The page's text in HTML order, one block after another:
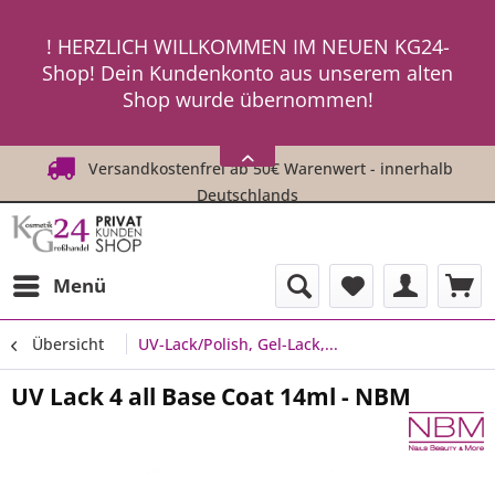
! HERZLICH WILLKOMMEN IM NEUEN KG24-
Shop! Dein Kundenkonto aus unserem alten
Shop wurde übernommen!
ein neues Passwort an ! ! !
Versandkostenfrei ab 50€ Warenwert - innerhalb
Deutschlands
Menü
Übersicht UV-Lack/Polish, Gel-Lack,...
UV Lack 4 all Base Coat 14ml - NBM